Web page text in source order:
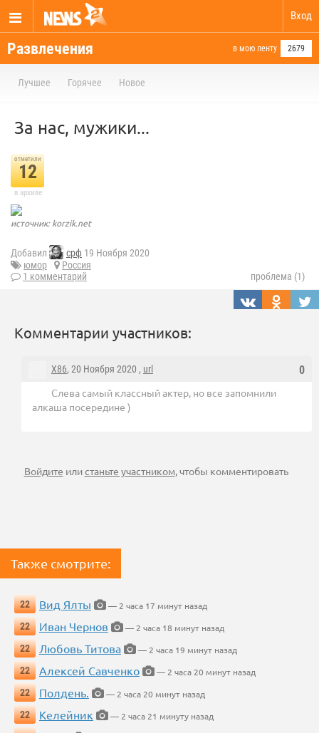
Вход
Развлечения в мою ленту 2679
Лучшее Горячее Новое
За нас, мужики...
отметили
12
в архиве
источник: korzik.net
Добавил срф 19 Ноября 2020
юмор
Россия
1 комментарий
проблема (1)
Комментарии участников:
0
X86, 20 Ноября 2020 , url
Слева самый классный актер, но все запомнили
алкаша посередине )
Войдите илистаньте участником, чтобы комментировать
Также смотрите:
22 Вид Ялты
— 2 часа 17 минут назад
22
Иван Чернов
— 2 часа 18 минут назад
22
Любовь Титова
— 2 часа 19 минут назад
22
Алексей Савченко
— 2 часа 20 минут назад
22
Полдень.
— 2 часа 20 минут назад
22
Келейник
— 2 часа 21 минуту назад